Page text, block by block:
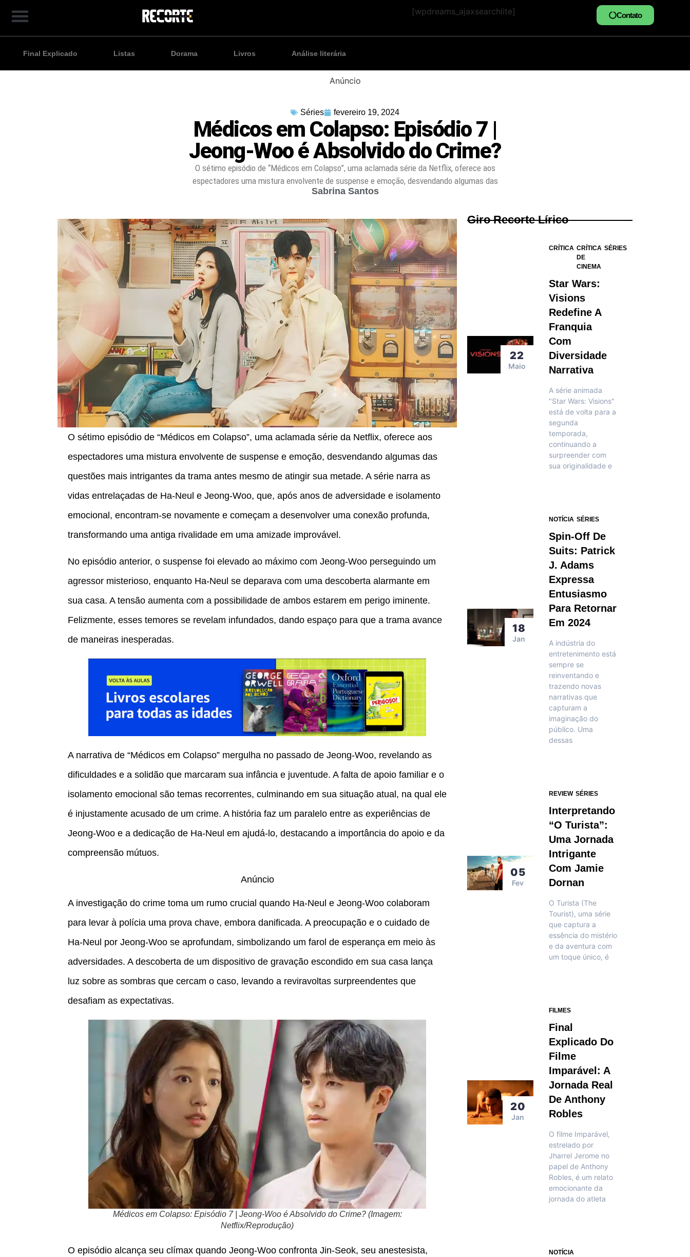
[wpdreams_ajaxsearchlite] Contato
Final Explicado Listas Dorama Livros Análise literária
Anúncio
Séries fevereiro 19, 2024
Médicos em Colapso: Episódio 7 |
Jeong-Woo é Absolvido do Crime?
O sétimo episódio de “Médicos em Colapso”, uma aclamada série da Netflix, oferece aos
espectadores uma mistura envolvente de suspense e emoção, desvendando algumas das
Sabrina Santos
O sétimo episódio de “Médicos em Colapso”, uma aclamada série da Netflix, oferece aos
espectadores uma mistura envolvente de suspense e emoção, desvendando algumas das
questões mais intrigantes da trama antes mesmo de atingir sua metade. A série narra as
vidas entrelaçadas de Ha-Neul e Jeong-Woo, que, após anos de adversidade e isolamento
emocional, encontram-se novamente e começam a desenvolver uma conexão profunda,
transformando uma antiga rivalidade em uma amizade improvável.
No episódio anterior, o suspense foi elevado ao máximo com Jeong-Woo perseguindo um
agressor misterioso, enquanto Ha-Neul se deparava com uma descoberta alarmante em
sua casa. A tensão aumenta com a possibilidade de ambos estarem em perigo iminente.
Felizmente, esses temores se revelam infundados, dando espaço para que a trama avance
de maneiras inesperadas.
A narrativa de “Médicos em Colapso” mergulha no passado de Jeong-Woo, revelando as
dificuldades e a solidão que marcaram sua infância e juventude. A falta de apoio familiar e o
isolamento emocional são temas recorrentes, culminando em sua situação atual, na qual ele
é injustamente acusado de um crime. A história faz um paralelo entre as experiências de
Jeong-Woo e a dedicação de Ha-Neul em ajudá-lo, destacando a importância do apoio e da
compreensão mútuos.
Anúncio
A investigação do crime toma um rumo crucial quando Ha-Neul e Jeong-Woo colaboram
para levar à polícia uma prova chave, embora danificada. A preocupação e o cuidado de
Ha-Neul por Jeong-Woo se aprofundam, simbolizando um farol de esperança em meio às
adversidades. A descoberta de um dispositivo de gravação escondido em sua casa lança
luz sobre as sombras que cercam o caso, levando a reviravoltas surpreendentes que
desafiam as expectativas.
Médicos em Colapso: Episódio 7 | Jeong-Woo é Absolvido do Crime? (Imagem:
Netflix/Reprodução)
O episódio alcança seu clímax quando Jeong-Woo confronta Jin-Seok, seu anestesista,
Giro Recorte Lírico
22
Maio
CRÍTICA CRÍTICA
DE
CINEMA
SÉRIES
Star Wars:
Visions
Redefine A
Franquia
Com
Diversidade
Narrativa
A série animada
"Star Wars: Visions"
está de volta para a
segunda
temporada,
continuando a
surpreender com
sua originalidade e
18
Jan
NOTÍCIA SÉRIES
Spin-Off De
Suits: Patrick
J. Adams
Expressa
Entusiasmo
Para Retornar
Em 2024
A indústria do
entretenimento está
sempre se
reinventando e
trazendo novas
narrativas que
capturam a
imaginação do
público. Uma
dessas
05
Fev
REVIEW SÉRIES
Interpretando
“O Turista”:
Uma Jornada
Intrigante
Com Jamie
Dornan
O Turista (The
Tourist), uma série
que captura a
essência do mistério
e da aventura com
um toque único, é
20
Jan
FILMES
Final
Explicado Do
Filme
Imparável: A
Jornada Real
De Anthony
Robles
O filme Imparável,
estrelado por
Jharrel Jerome no
papel de Anthony
Robles, é um relato
emocionante da
jornada do atleta
NOTÍCIA